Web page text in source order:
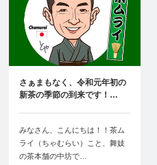
さぁまもなく、令和元年初の
新茶の季節の到来です！…
みなさん、こんにちは！！茶ム
ライ（ちゃむらい）こと、舞妓
の茶本舗の中坊で…